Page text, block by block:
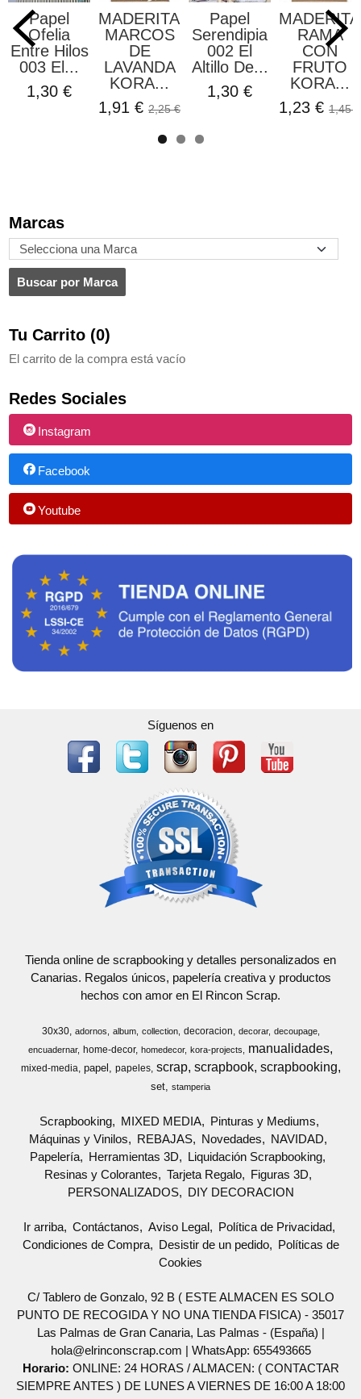
Marcas
Tu Carrito (0)
El carrito de la compra está vacío
Redes Sociales
Instagram
Facebook
Youtube
Papel
Ofelia
Entre Hilos
003 El...
1,30 €
MADERITAS
MARCOS
DE
LAVANDA
KORA...
1,91 € 2,25 €
Papel
Serendipia
002 El
Altillo De...
1,30 €
RAMA
CON
FRUTO
KORA...
1,23 € 1,45 €
Síguenos en
Tienda online de scrapbooking y detalles personalizados en
Canarias. Regalos únicos, papelería creativa y productos
hechos con amor en El Rincon Scrap.
30x30 adornos album collection decoracion decorar
decoupage
encuadernar
home-decor homedecor kora-projects manualidades
mixed-media papel papeles scrap scrapbook scrapbooking
set stamperia
Scrapbooking MIXED MEDIA
Pinturas y Mediums
Máquinas y Vinilos
REBAJAS Novedades
NAVIDAD
Papelería
Herramientas 3D
Liquidación Scrapbooking
Resinas y Colorantes
Tarjeta Regalo
Figuras 3D
PERSONALIZADOS
DIY DECORACION
Ir arriba Contáctanos Aviso Legal
Política de Privacidad
Condiciones de Compra
Desistir de un pedido
Políticas de
Cookies
C/ Tablero de Gonzalo, 92 B ( ESTE ALMACEN ES SOLO
PUNTO DE RECOGIDA Y NO UNA TIENDA FISICA) - 35017
Las Palmas de Gran Canaria, Las Palmas - (España) |
hola@elrinconscrap.com | WhatsApp: 655493665
Horario: ONLINE: 24 HORAS / ALMACEN: ( CONTACTAR
SIEMPRE ANTES ) DE LUNES A VIERNES DE 16:00 A 18:00